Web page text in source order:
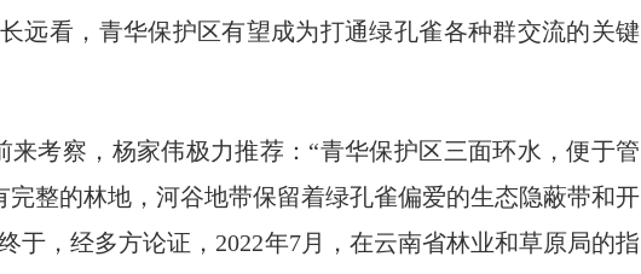
远看，青华保护区有望成为打通绿孔雀各种群交流的关键
考察，杨家伟极力推荐：“青华保护区三面环水，便于管
完整的林地，河谷地带保留着绿孔雀偏爱的生态隐蔽带和开
于，经多方论证，2022年7月，在云南省林业和草原局的指